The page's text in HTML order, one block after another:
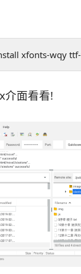
xfonts-wqy
介面看看!